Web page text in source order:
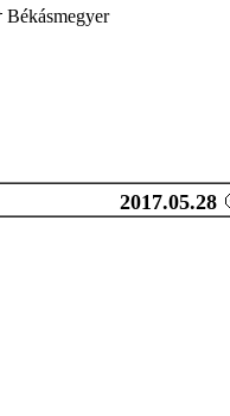
Békásmegyer
2017.05.28